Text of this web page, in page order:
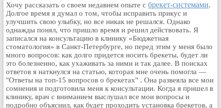
Хочу рассказать о своем недавнем опыте с брекет-системами.
Долгое время я думал о том, чтобы исправить прикус и
улучшить свою улыбку, но все никак не решался. Однако
однажды понял, что пришло время и решил действовать. Я
записался на консультацию в клинику «Бюджетная
стоматология» в Санкт-Петербурге, но перед этим у меня было
много вопросов: как долго придется носить брекеты, будет ли
это болезненно, как ухаживать за ними и так далее. В поисках
ответов я наткнулся на статью, которая мне очень помогла —
"Ответы на топ-15 вопросов о брекетах" . Она развеяла все мои
сомнения и подготовила меня к консультации. Когда я пришел в
клинику, врач с вниманием выслушал все мои вопросы и
подробно объяснил, как будет проходить установка брекетов, а